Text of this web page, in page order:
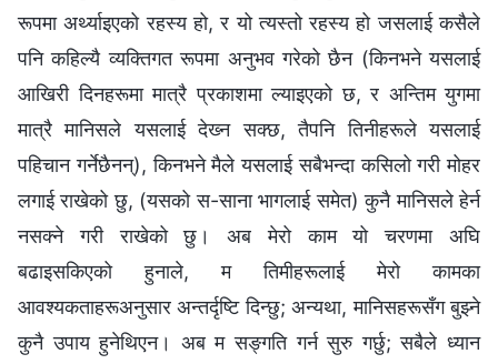
रूपमा अर्थ्याइएको रहस्य हो, र यो त्यस्तो रहस्य हो जसलाई कसैले
पनि कहिल्यै व्यक्तिगत रूपमा अनुभव गरेको छैन (किनभने यसलाई
आखिरी दिनहरूमा मात्रै प्रकाशमा ल्याइएको छ, र अन्तिम युगमा
मात्रै मानिसले यसलाई देख्‍न सक्छ, तैपनि तिनीहरूले यसलाई
पहिचान गर्नेछैनन्), किनभने मैले यसलाई सबैभन्दा कसिलो गरी मोहर
लगाई राखेको छु, (यसको स-साना भागलाई समेत) कुनै मानिसले हेर्न
नसक्‍ने गरी राखेको छु। अब मेरो काम यो चरणमा अघि
बढाइसकिएको हुनाले, म तिमीहरूलाई मेरो कामका
आवश्यकताहरूअनुसार अन्तर्दृष्टि दिन्छु; अन्यथा, मानिसहरूसँग बुझ्‍ने
कुनै उपाय हुनेथिएन। अब म सङ्गति गर्न सुरु गर्छु; सबैले ध्यान